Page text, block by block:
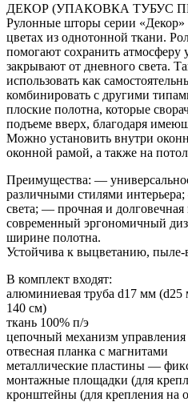
ДЕКОР (УПАКОВКА ТУБУС
Рулонные шторы серии
цветах из однотонной ткани.
помогают сохранить атмосферу
закрывают от дневного света.
использовать как
комбинировать с другими
плоские полотна, которые
подъеме вверх, благодаря
Можно установить внутри
оконной рамой, а также на
Преимущества: —
различными стилями
света; — прочная и
современный эргономичный
ширине полотна.
Устойчива к выцветанию, пыле-
В комплект входят:
алюминиевая труба d17 мм
140 см)
ткань 100% п/э
цепочный механизм управления
отвесная планка с магнитами
металлические пластины —
монтажные площадки (для
кронштейны (для крепления на